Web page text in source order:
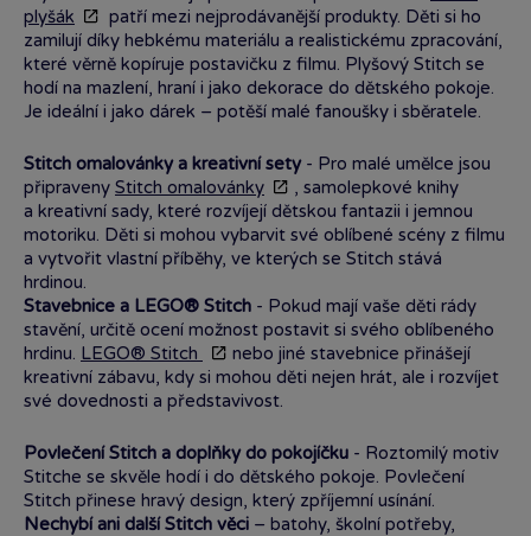
plyšák
patří mezi nejprodávanější produkty. Děti si ho
zamilují díky hebkému materiálu a realistickému zpracování,
které věrně kopíruje postavičku z filmu. Plyšový Stitch se
hodí na mazlení, hraní i jako dekorace do dětského pokoje.
Je ideální i jako dárek – potěší malé fanoušky i sběratele.
Stitch omalovánky a kreativní sety- Pro malé umělce jsou
připraveny Stitch omalovánky
, samolepkové knihy
a kreativní sady, které rozvíjejí dětskou fantazii i jemnou
motoriku. Děti si mohou vybarvit své oblíbené scény z filmu
a vytvořit vlastní příběhy, ve kterých se Stitch stává
hrdinou.
Stavebnice a LEGO® Stitch - Pokud mají vaše děti rády
stavění, určitě ocení možnost postavit si svého oblíbeného
hrdinu. LEGO® Stitch
nebo jiné stavebnice přinášejí
kreativní zábavu, kdy si mohou děti nejen hrát, ale i rozvíjet
své dovednosti a představivost.
Povlečení Stitch a doplňky do pokojíčku - Roztomilý motiv
Stitche se skvěle hodí i do dětského pokoje. Povlečení
Stitch přinese hravý design, který zpříjemní usínání.
Nechybí ani další Stitch věci – batohy, školní potřeby,